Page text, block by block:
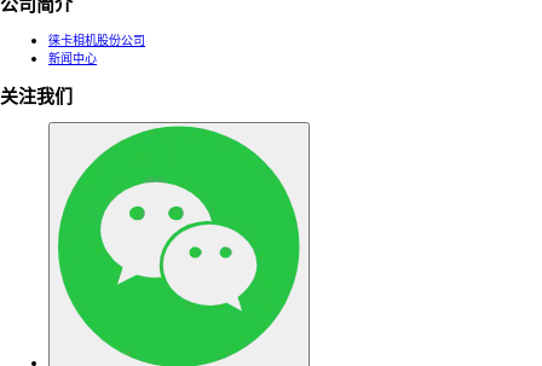
徕卡相机股份公司
新闻中心
关注我们